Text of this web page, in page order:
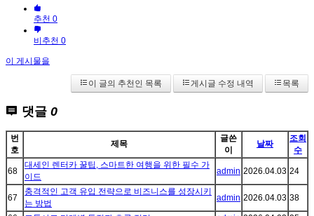
추천 0
비추천 0
이 게시물을
이 글의 추천인 목록 게시글 수정 내역 목록
댓글 0
번
호
제목
글쓴
이
날짜
조회
수
68
대세인 렌터카 꿀팁, 스마트한 여행을 위한 필수 가
이드
admin 2026.04.03 24
67
충격적인 고객 유입 전략으로 비즈니스를 성장시키
는 방법
admin 2026.04.03 38